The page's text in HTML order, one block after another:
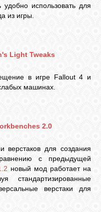
использовать для
из игры.
Light Tweaks
в игре Fallout 4 и
машинах.
2.0
верстаков для создания
с предыдущей
новый мод работает на
стандартизированные
верстаки для